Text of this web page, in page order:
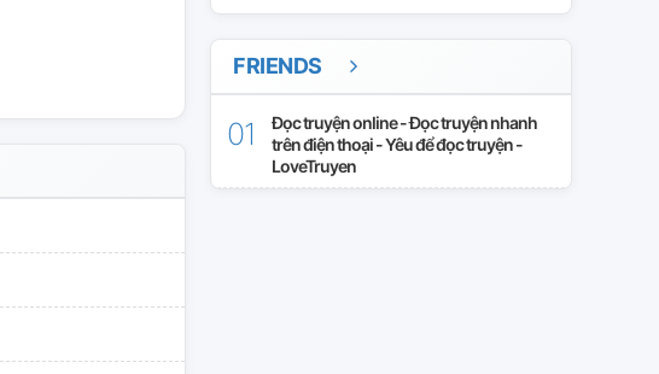
FRIENDS
Đọc truyện online - Đọc truyện nhanh
trên điện thoại - Yêu để đọc truyện -
LoveTruyen